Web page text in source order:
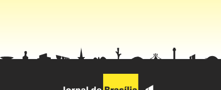
teve qualquer relação com Eduardo Cunha; que não sabe o
Cunha para o recebimento de valores no exterior”, relatou.